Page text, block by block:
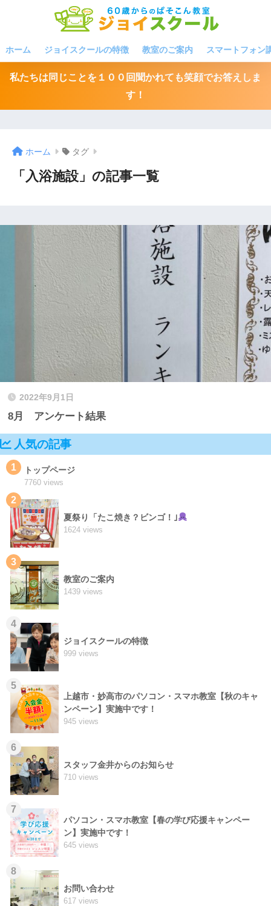
ホーム ジョイスクールの特徴 教室のご案内 スマートフォン
私たちは同じことを１００回聞かれても笑顔でお答えしま
す！
ホーム タグ
「入浴施設」の記事一覧
2022年9月1日
8月 アンケート結果
人気の記事
1 トップページ
7760 views
2
夏祭り「たこ焼き？ビンゴ！｣
1624 views
3
教室のご案内
1439 views
4
ジョイスクールの特徴
999 views
5
上越市・妙高市のパソコン・スマホ教室【秋のキャ
ンペーン】実施中です！
945 views
6
スタッフ金井からのお知らせ
710 views
7
パソコン・スマホ教室【春の学び応援キャンペー
ン】実施中です！
645 views
8
お問い合わせ
617 views